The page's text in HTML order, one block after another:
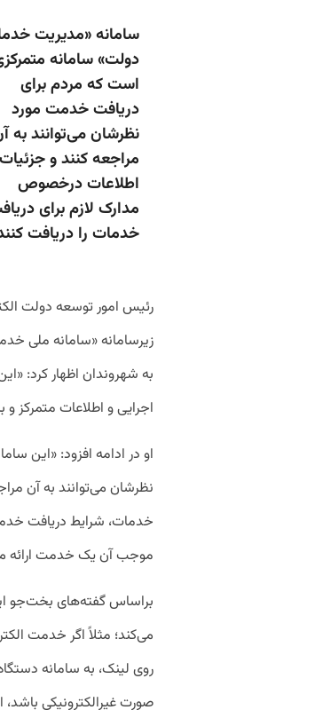
سامانه «مدیریت
دولت» سامانه
است که مردم برای
دریافت خدمت مورد
نظرشان می‌توانند به
مراجعه کنند و جزئیات
اطلاعات درخصوص
مدارک لازم برای
خدمات را دریافت
رئیس امور توسعه دولت
به شهروندان اظهار کرد:
اجرایی و اطلاعات متمرکز
او در ادامه افزود: «این
نظرشان می‌توانند به آن
خدمات، شرایط دریافت
موجب آن یک خدمت ارائه
براساس گفته‌های بخت‌جو
می‌کند؛ مثلاً اگر خدمت
روی لینک، به سامانه
صورت غیرالکترونیکی